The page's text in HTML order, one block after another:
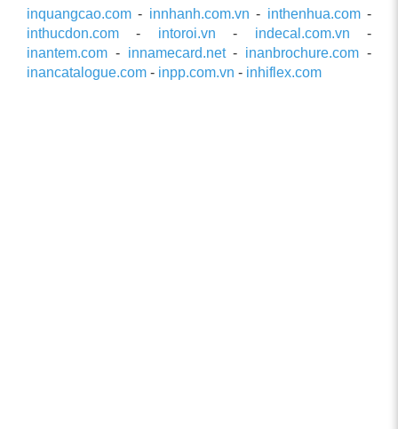
inquangcao.com - innhanh.com.vn - inthenhua.com-
inthucdon.com - intoroi.vn - indecal.com.vn -
inantem.com - innamecard.net- inanbrochure.com -
inancatalogue.com - inpp.com.vn - inhiflex.com